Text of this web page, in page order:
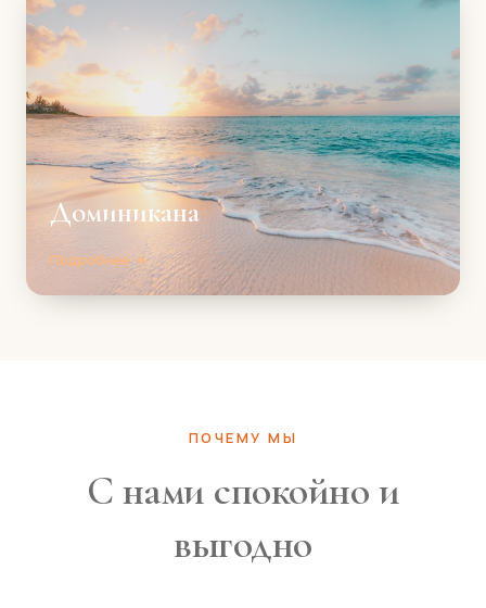
Доминикана
Подробнее →
ПОЧЕМУ МЫ
С нами спокойно и
выгодно